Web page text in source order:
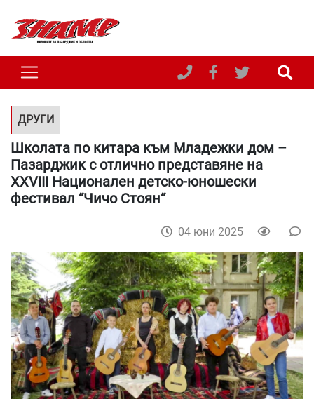
ДРУГИ
Школата по китара към Младежки дом –
Пазарджик с отлично представяне на
XXVIII Национален детско-юношески
фестивал “Чичо Стоян“
04 юни 2025